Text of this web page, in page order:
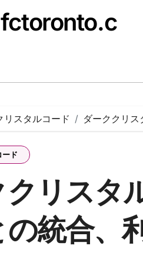
リスタルコード ダーククリ
ード
クリスタ
の統合、